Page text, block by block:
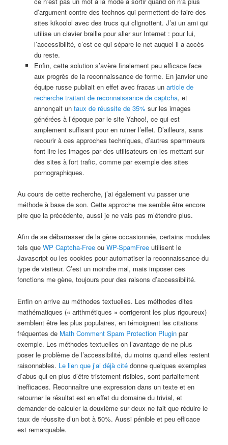
d’argument contre des technos qui permettent de faire des
sites kikoolol avec des trucs qui clignottent. J’ai un ami qui
utilise un clavier braille pour aller sur Internet : pour lui,
l’accessibilité, c’est ce qui sépare le net auquel il a accès
du reste.
Enfin, cette solution s’avère finalement peu efficace face
aux progrès de la reconnaissance de forme. En janvier une
équipe russe publiait en effet avec fracas un article de
recherche traitant de reconnaissance de captcha, et
annonçait un taux de réussite de 35% sur les images
générées à l’époque par le site Yahoo!, ce qui est
amplement suffisant pour en ruiner l’effet. D’ailleurs, sans
recourir à ces approches techniques, d’autres spammeurs
font lire les images par des utilisateurs en les mettant sur
des sites à fort trafic, comme par exemple des sites
pornographiques.
Au cours de cette recherche, j’ai également vu passer une
méthode à base de son. Cette approche me semble être encore
pire que la précédente, aussi je ne vais pas m’étendre plus.
Afin de se débarrasser de la gène occasionnée, certains modules
tels queWP Captcha-Free ouWP-SpamFree utilisent le
Javascript ou les cookies pour automatiser la reconnaissance du
type de visiteur. C’est un moindre mal, mais imposer ces
fonctions me gène, toujours pour des raisons d’accessibilité.
Enfin on arrive au méthodes textuelles. Les méthodes dites
mathématiques (« arithmétiques » corrigeront les plus rigoureux)
semblent être les plus populaires, en témoignent les citations
fréquentes de Math Comment Spam Protection Plugin par
exemple. Les méthodes textuelles on l’avantage de ne plus
poser le problème de l’accessibilité, du moins quand elles restent
raisonnables. Le lien que j’ai déjà cité donne quelques exemples
d’abus qui en plus d’être tristement risibles, sont parfaitement
inefficaces. Reconnaître une expression dans un texte et en
retourner le résultat est en effet du domaine du trivial, et
demander de calculer la deuxième sur deux ne fait que réduire le
taux de réussite d’un bot à 50%. Aussi pénible et peu efficace
est remarquable.